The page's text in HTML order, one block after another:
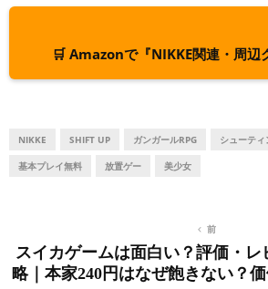
🛒 Amazonで『NIKKE関連・周辺
NIKKE SHIFT UP ガンガールRPG シューティ
基本プレイ無料 放置ゲー 美少女
前
スイカゲームは面白い？評価・
略｜本家240円はなぜ飽きない？